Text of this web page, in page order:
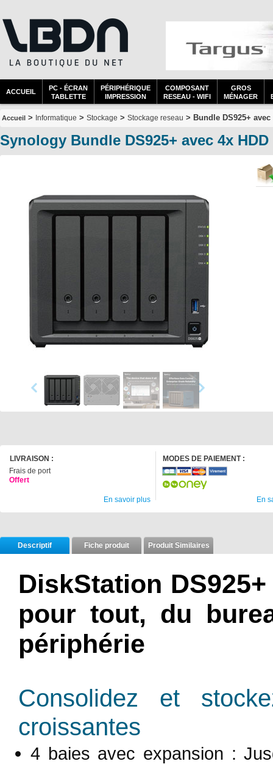
ACCUEIL
PC - ÉCRAN
TABLETTE
PÉRIPHÉRIQUE
IMPRESSION
COMPOSANT
RESEAU - WIFI
GROS
MÉNAGER
Accueil > Informatique > Stockage > Stockage reseau > Bundle DS925+ avec
Synology Bundle DS925+ avec 4x HDD
LIVRAISON :
Frais de port
Offert
En savoir plus
MODES DE PAIEMENT :
En
Descriptif Fiche produit Produit Similaires
DiskStation
pour tout, du
périphérie
Consolidez et
croissantes
4 baies avec expansion :